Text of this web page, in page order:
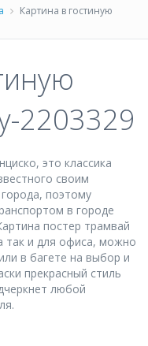
Картина в гостиную
2203329
это классика
своим
поэтому
в городе
постер трамвай
так и для офиса, можно
в багете на выбор и
прекрасный стиль
любой